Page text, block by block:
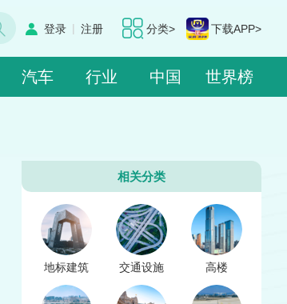
分类> 下载APP>
登录 | 注册
汽车 行业 中国 世界榜
相关分类
地标建筑 交通设施 高楼